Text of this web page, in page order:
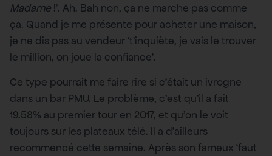
Madame !’. Ah. Bah non, ça ne marche pas comme
ça. Quand je me présente pour acheter une maison,
je ne dis pas au vendeur ‘t’inquiète, je vais le trouver
le million, on joue la confiance’.
Ce type pourrait me faire rire si c’était un ivrogne
dans un bar PMU. Le problème, c’est qu’il a fait
19.58% au premier tour en 2017, et qu’on le voit
toujours sur les plateaux télé. Il a d’ailleurs
recommencé cette semaine. Après son fameux ‘faut